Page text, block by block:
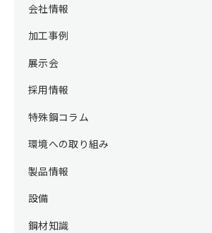
会社情報
加工事例
展示会
採用情報
特殊鋼コラム
環境への取り組み
製品情報
設備
鋼材知識